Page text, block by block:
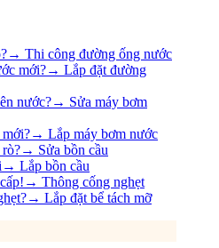
→ Thi công đường ống nước
mới?→ Lắp đặt đường
nước?→ Sửa máy bơm
→ Lắp máy bơm nước
→ Sửa bồn cầu
→ Lắp bồn cầu
→ Thông cống nghẹt
→ Lắp đặt bể tách mỡ